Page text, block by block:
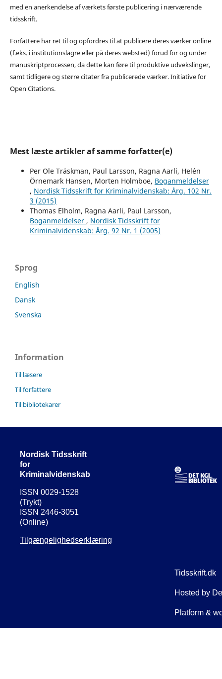
med en anerkendelse af værkets første publicering i nærværende
tidsskrift.
Forfattere har ret til og opfordres til at publicere deres værker online
(f.eks. i institutionslagre eller på deres websted) forud for og under
manuskriptprocessen, da dette kan føre til produktive udvekslinger,
samt tidligere og større citater fra publicerede værker. Initiative for
Open Citations.
Mest læste artikler af samme forfatter(e)
Per Ole Träskman, Paul Larsson, Ragna Aarli, Helén
Örnemark Hansen, Morten Holmboe, Boganmeldelser
, Nordisk Tidsskrift for Kriminalvidenskab: Årg. 102 Nr.
3 (2015)
Thomas Elholm, Ragna Aarli, Paul Larsson,
Boganmeldelser , Nordisk Tidsskrift for
Kriminalvidenskab: Årg. 92 Nr. 1 (2005)
Sprog
English
Dansk
Svenska
Information
Til læsere
Til forfattere
Til bibliotekarer
Nordisk Tidsskrift
for
Kriminalvidenskab
ISSN 0029-1528
(Trykt)
ISSN 2446-3051
(Online)
Tilgængelighedserklæring